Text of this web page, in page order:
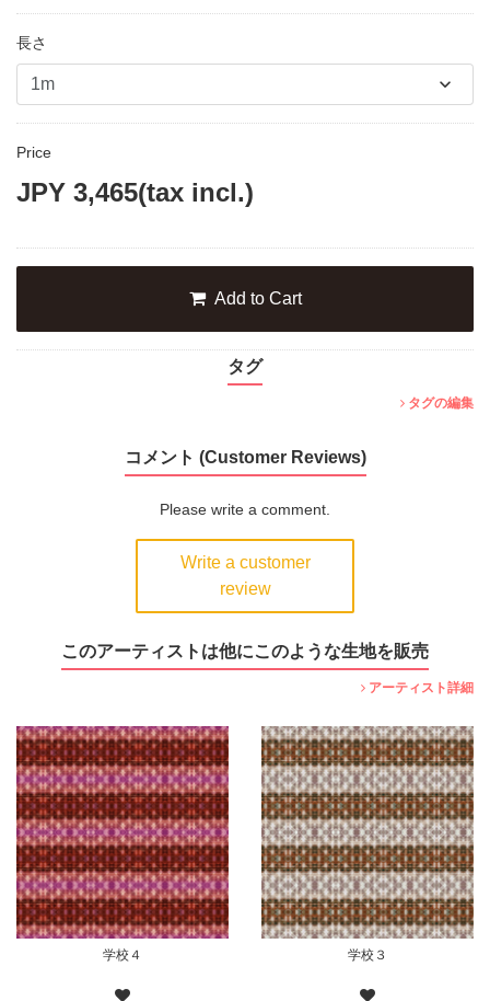
長さ
Price
JPY 3,465(tax incl.)
Add to Cart
コメント (Customer Reviews)
Please write a comment.
Write a customer
review
タグ
タグの編集
このアーティストは他にこのような生地を販売
アーティスト詳細
学校４ 学校３